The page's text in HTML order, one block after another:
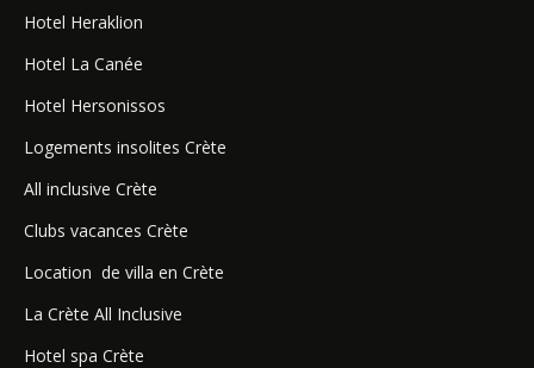
Hotel Heraklion
Hotel La Canée
Hotel Hersonissos
Logements insolites Crète
All inclusive Crète
Clubs vacances Crète
Location de villa en Crète
La Crète All Inclusive
Hotel spa Crète